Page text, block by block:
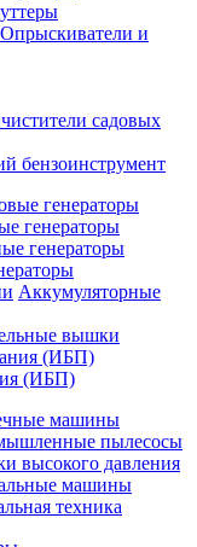
Опрыскиватели и
садовых
бензоинструмент
генераторы
генераторы
генераторы
Аккумуляторные
вышки
(ИБП)
машины
пылесосы
высокого давления
машины
техника